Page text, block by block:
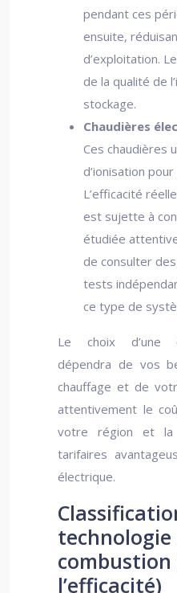
pendant ces
ensuite,
d’exploitation.
de la qualité de
stockage.
Chaudières
Ces chaudières
d’ionisation pour
L’efficacité
est sujette à
étudiée
de consulter
tests
ce type de
Le choix d’une
dépendra de vos
chauffage et de
attentivement le
votre région et la
tarifaires
électrique.
technologie
l’efficacité)